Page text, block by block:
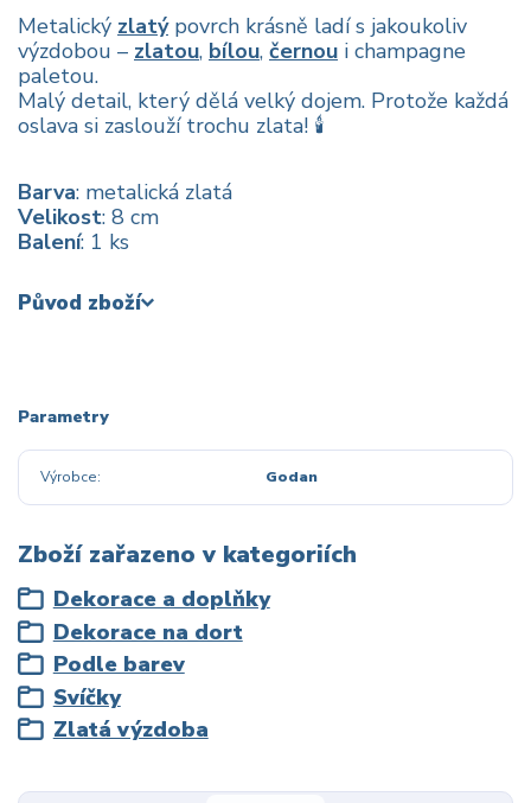
Metalický zlatýpovrch krásně ladí s jakoukoliv
výzdobou – zlatou, bílou, černou i champagne
paletou.
Malý detail, který dělá velký dojem. Protože každá
oslava si zaslouží trochu zlata! 🕯️
Barva: metalická zlatá
Velikost: 8 cm
Balení: 1 ks
Původ zboží
Parametry
Výrobce Godan
Zboží zařazeno v kategoriích
Dekorace a doplňky
Dekorace na dort
Podle barev
Svíčky
Zlatá výzdoba